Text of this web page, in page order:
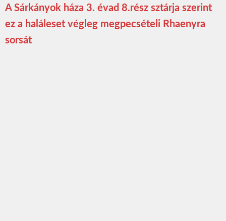
A Sárkányok háza 3. évad 8.rész sztárja szerint
ez a haláleset végleg megpecsételi Rhaenyra
sorsát